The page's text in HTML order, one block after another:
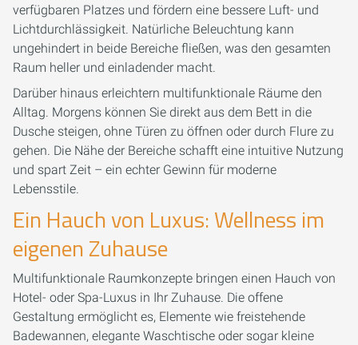
verfügbaren Platzes und fördern eine bessere Luft- und
Lichtdurchlässigkeit. Natürliche Beleuchtung kann
ungehindert in beide Bereiche fließen, was den gesamten
Raum heller und einladender macht.
Darüber hinaus erleichtern multifunktionale Räume den
Alltag. Morgens können Sie direkt aus dem Bett in die
Dusche steigen, ohne Türen zu öffnen oder durch Flure zu
gehen. Die Nähe der Bereiche schafft eine intuitive Nutzung
und spart Zeit – ein echter Gewinn für moderne
Lebensstile.
Ein Hauch von Luxus: Wellness im
eigenen Zuhause
Multifunktionale Raumkonzepte bringen einen Hauch von
Hotel- oder Spa-Luxus in Ihr Zuhause. Die offene
Gestaltung ermöglicht es, Elemente wie freistehende
Badewannen, elegante Waschtische oder sogar kleine